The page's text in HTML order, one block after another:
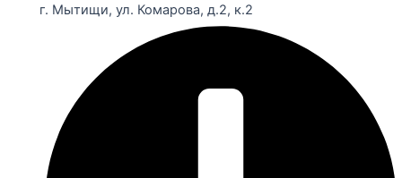
г. Мытищи, ул. Комарова, д.2, к.2